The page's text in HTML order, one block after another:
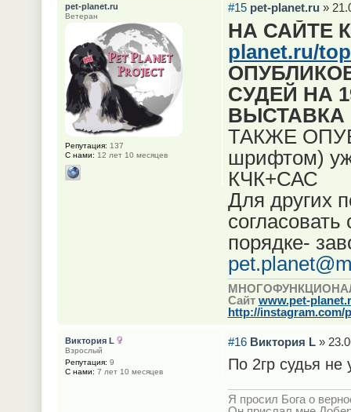
#15 pet-planet.ru »
НА САЙТЕ
planet.ru/
СУДЕЙ НА
ВЫСТАВКА
ТАКЖЕ
шрифтом)
КЧК+САС
Для других
порядке-
Сайт www.pet-
http://instagram.com/
pet-planet.ru
Ветеран
Репутация: 137
С нами: 12 лет 10 месяцев
#16 Виктория L»
По 2гр судья не
Я просил Бога о
Виктория L
Взрослый
Репутация: 9
С нами: 7 лет 10 месяцев